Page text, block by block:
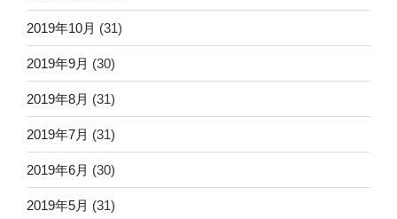
2019年10月 (31)
2019年9月 (30)
2019年8月 (31)
2019年7月 (31)
2019年6月 (30)
2019年5月 (31)